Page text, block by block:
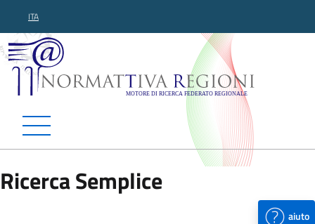
ITA
Normattiva Regioni -
Ricerca Semplice
aiuto